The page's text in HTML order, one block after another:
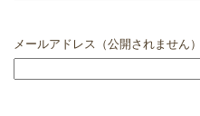
メールアドレス（公開されません）